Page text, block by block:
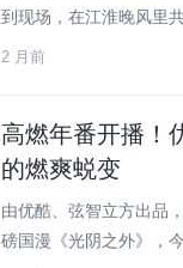
到现场，在江淮晚风里
2 月前
高燃年番开播！
的燃爽蜕变
由优酷、弦智立方出品
磅国漫《光阴之外》，